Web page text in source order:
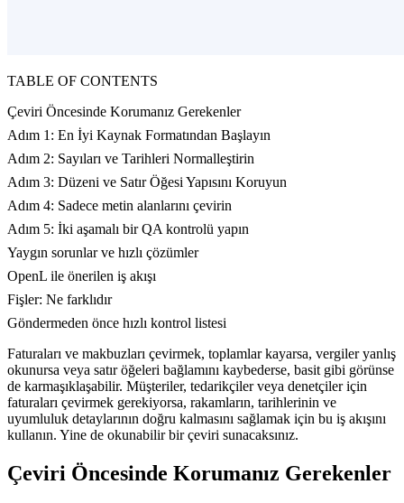
TABLE OF CONTENTS
Çeviri Öncesinde Korumanız Gerekenler
Adım 1: En İyi Kaynak Formatından Başlayın
Adım 2: Sayıları ve Tarihleri Normalleştirin
Adım 3: Düzeni ve Satır Öğesi Yapısını Koruyun
Adım 4: Sadece metin alanlarını çevirin
Adım 5: İki aşamalı bir QA kontrolü yapın
Yaygın sorunlar ve hızlı çözümler
OpenL ile önerilen iş akışı
Fişler: Ne farklıdır
Göndermeden önce hızlı kontrol listesi
Faturaları ve makbuzları çevirmek, toplamlar kayarsa, vergiler yanlış
okunursa veya satır öğeleri bağlamını kaybederse, basit gibi görünse
de karmaşıklaşabilir. Müşteriler, tedarikçiler veya denetçiler için
faturaları çevirmek gerekiyorsa, rakamların, tarihlerinin ve
uyumluluk detaylarının doğru kalmasını sağlamak için bu iş akışını
kullanın. Yine de okunabilir bir çeviri sunacaksınız.
Çeviri Öncesinde Korumanız Gerekenler